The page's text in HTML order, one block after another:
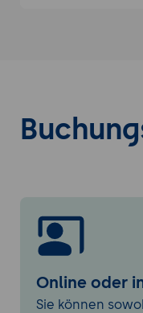
.env
Entity-
hinzufügen
Die lokale
Die
Online oder
Sie können